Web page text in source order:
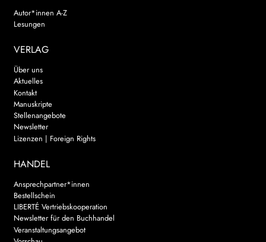
Autor*innen A-Z
Lesungen
VERLAG
Über uns
Aktuelles
Kontakt
Manuskripte
Stellenangebote
Newsletter
Lizenzen | Foreign Rights
HANDEL
Ansprechpartner*innen
Bestellschein
LIBERTÉ Vertriebskooperation
Newsletter für den Buchhandel
Veranstaltungsangebot